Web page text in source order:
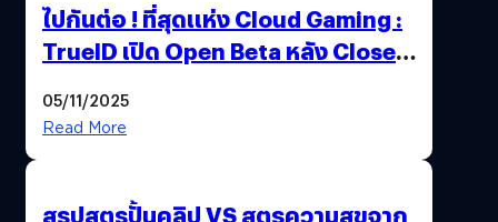
ไปกันต่อ ! ที่สุดแห่ง Cloud Gaming :
TrueID เปิด Open Beta หลัง Close
Thailand Game Show 2025 ทะลุ 15
05/11/2025
Read More
สรุปสูตรปั้นคลิป VS สูตรความสุขจาก